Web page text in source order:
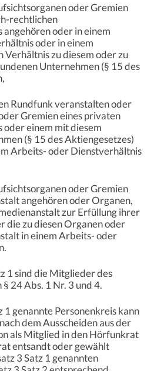
oder Gremien
rechtlichen
oder in einem
oder in einem
zu diesem oder zu
Unternehmen (§ 15 des
Rundfunk veranstalten oder
Gremien eines privaten
einem mit diesem
(§ 15 des Aktiengesetzes)
Arbeits- oder Dienstverhältnis
oder Gremien
angehören oder Organen,
zur Erfüllung ihrer
die zu diesen Organen oder
in einem Arbeits- oder
1 sind die Mitglieder des
24 Abs. 1 Nr. 3 und 4.
1 genannte Personenkreis kann
dem Ausscheiden aus der
als Mitglied in den Hörfunkrat
entsandt oder gewählt
3 Satz 1 genannten